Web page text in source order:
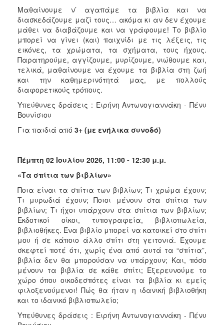
Μαθαίνουμε ν’ αγαπάμε τα βιβλία και να
διασκεδάζουμε μαζί τους… ακόμα κι αν δεν έχουμε
μάθει να διαβάζουμε και να γράφουμε! Το βιβλίο
μπορεί να γίνει (και) παιχνίδι με τις λέξεις, τις
εικόνες, τα χρώματα, τα σχήματα, τους ήχους.
Παρατηρούμε, αγγίζουμε, μυρίζουμε, νιώθουμε και,
τελικά, μαθαίνουμε να έχουμε τα βιβλία στη ζωή
και την καθημερινότητά μας, με πολλούς
διαφορετικούς τρόπους.
Υπεύθυνες δράσεις : Ειρήνη Αντωνογιαννάκη - Πένυ
Βουνίσιου
Για παιδιά από 3+ (με ενήλικα συνοδό)
Πέμπτη 02 Ιουλίου 2026, 11:00 - 12:30 μ.μ.
«Τα σπίτια των βιβλίων»
Ποια είναι τα σπίτια των βιβλίων; Τι χρώμα έχουν;
Τι μυρωδιά έχουν; Ποιοι μένουν στα σπίτια των
βιβλίων; Tι ήχοι υπάρχουν στα σπίτια των βιβλίων;
Εκδοτικοί οίκοι, τυπογραφεία, βιβλιοπωλεία,
βιβλιοθήκες. Ένα βιβλίο μπορεί να κατοικεί στο σπίτι
μου ή σε κάποιο άλλο σπίτι στη γειτονιά. Έχουμε
σκεφτεί ποτέ ότι, χωρίς ένα από αυτά τα “σπίτια”,
βιβλία δεν θα μπορούσαν να υπάρχουν; Και, πόσο
μένουν τα βιβλία σε κάθε σπίτι; Εξερευνούμε το
χώρο όπου οικοδεσπότες είναι τα βιβλία κι εμείς
φιλοξενούμενοι! Πώς θα ήταν η ιδανική βιβλιοθήκη
και το ιδανικό βιβλιοπωλείο;
Υπεύθυνες δράσεις : Ειρήνη Αντωνογιαννάκη - Πένυ